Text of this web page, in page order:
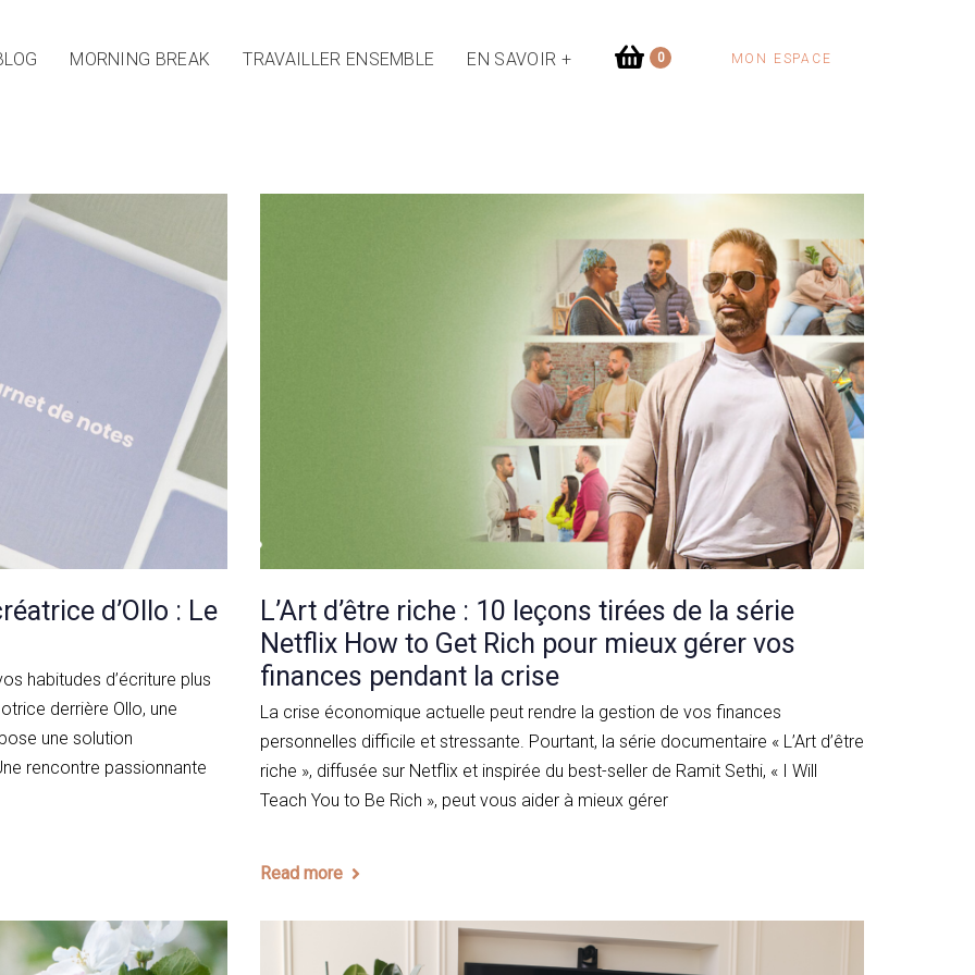
MORNING BREAK TRAVAILLER ENSEMBLE EN SAVOIR + 0 MON ESPACE
d’Ollo : Le
habitudes d’écriture plus
derrière Ollo, une
une solution
rencontre passionnante
L’Art d’être riche : 10 leçons tirées de la série
Netflix How to Get Rich pour mieux gérer vos
finances pendant la crise
La crise économique actuelle peut rendre la gestion de vos finances
personnelles difficile et stressante. Pourtant, la série documentaire « L’Art d’être
riche », diffusée sur Netflix et inspirée du best-seller de Ramit Sethi, « I Will
Teach You to Be Rich », peut vous aider à mieux gérer
Read more